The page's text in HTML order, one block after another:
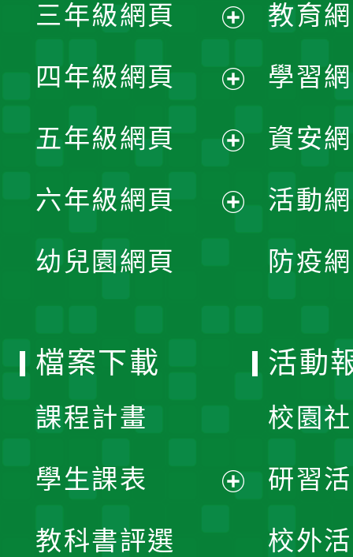
選
單
開
選
單
三年級網頁
開
選
單
四年級網頁
開
選
五年級網頁
開
六年級網頁
幼兒園網頁
教育
學習
資安
活動
防疫
檔案下載
課程計畫
學生課表
教科書評選
活動
校園
研習
校外